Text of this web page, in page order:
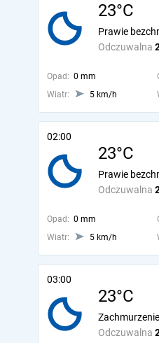
23°C
Odczuwalna
Prawie
Opad: 0 mm
Wiatr:
5 km/h
02:00
23°C
Odczuwalna
Prawie
Opad: 0 mm
Wiatr:
5 km/h
03:00
23°C
Odczuwalna